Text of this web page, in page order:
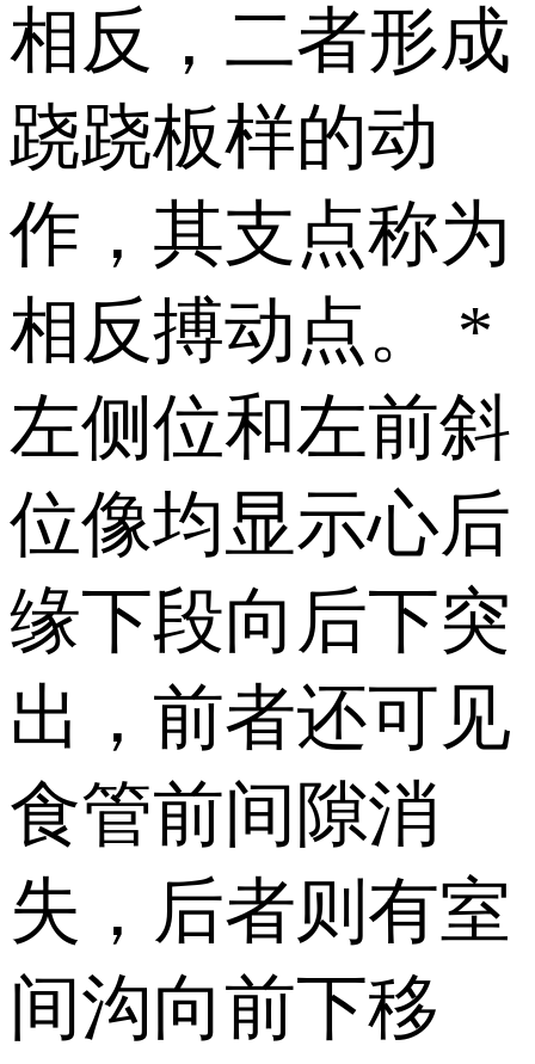
相反，二者形成
跷跷板样的动
作，其支点称为
相反搏动点。 *
左侧位和左前斜
位像均显示 心后
缘下段向后下突
出， 前者还可见
食管前间隙消
失， 后者则有室
间沟向前下移